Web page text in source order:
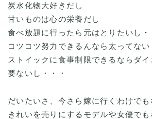
炭水化物大好きだし
甘いものは心の栄養だし
食べ放題に行ったら元はとりたいし・
コツコツ努力できるんなら太ってない
ストイックに食事制限できるならダ
要ないし・・・
だいたいさ、今さら嫁に行くわけでも
きれいを売りにするモデルや女優でも